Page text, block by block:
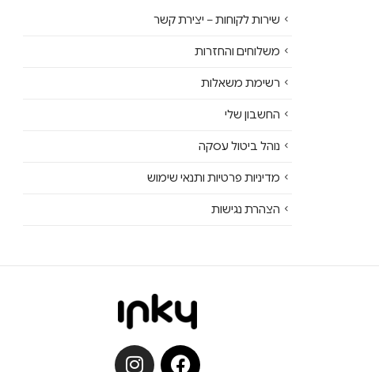
שירות לקוחות – יצירת קשר
משלוחים והחזרות
רשימת משאלות
החשבון שלי
נוהל ביטול עסקה
מדיניות פרטיות ותנאי שימוש
הצהרת נגישות